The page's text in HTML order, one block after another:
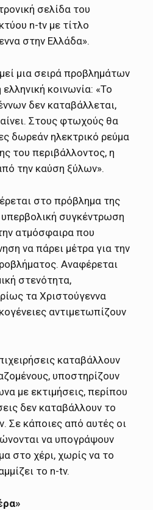
σελίδα του
n-tv με τίτλο
στην Ελλάδα».
μια σειρά προβλημάτων
κοινωνία: «Το
δεν καταβάλλεται,
Στους φτωχούς θα
δωρεάν ηλεκτρικό ρεύμα
του περιβάλλοντος, η
την καύση ξύλων».
στο πρόβλημα της
υπερβολική συγκέντρωση
ατμόσφαιρα που
να πάρει μέτρα για την
Αναφέρεται
στενότητα,
τα Χριστούγεννα
αντιμετωπίζουν
καταβάλλουν
υποστηρίζουν
με εκτιμήσεις, περίπου
δεν καταβάλλουν το
Σε κάποιες από αυτές οι
να υπογράψουν
στο χέρι, χωρίς να το
το n-tv.